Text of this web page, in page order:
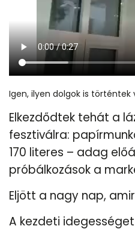
Igen, ilyen dolgok is történtek
Elkezdődtek tehát a
fesztiválra:
170 literes – adag
próbálkozások a
Eljött a nagy nap,
A kezdeti